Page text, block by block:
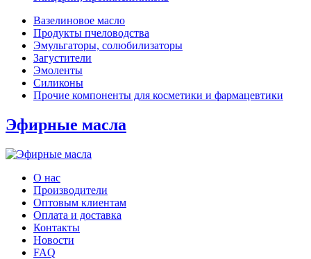
Вазелиновое масло
Продукты пчеловодства
Эмульгаторы, солюбилизаторы
Загустители
Эмоленты
Силиконы
Прочие компоненты для косметики и фармацевтики
Эфирные масла
О нас
Производители
Оптовым клиентам
Оплата и доставка
Контакты
Новости
FAQ